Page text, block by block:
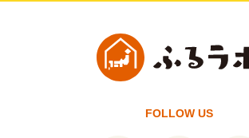
FOLLOW US